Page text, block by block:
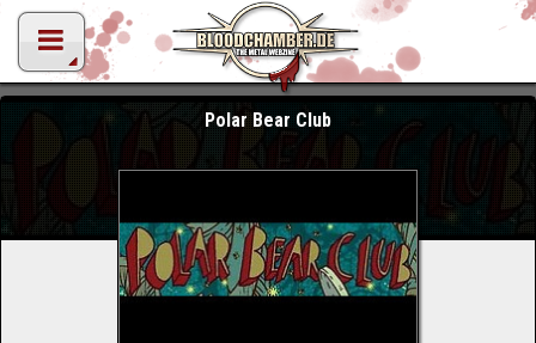
Polar Bear Club